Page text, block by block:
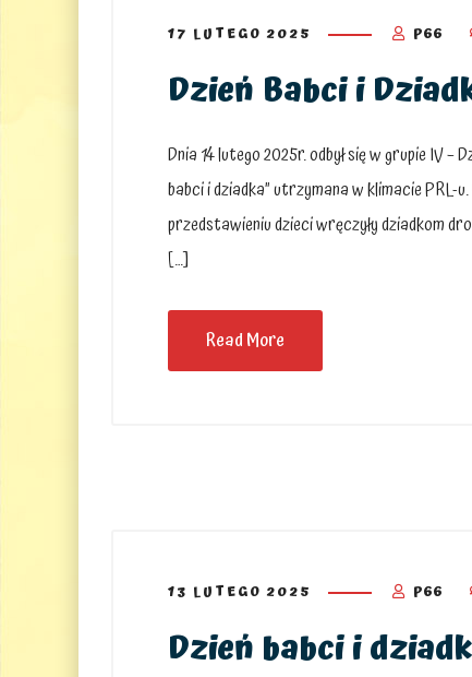
17 LUTEGO 2025 P66
Dzień Babci i
Dnia 14 lutego 2025r. odbył się w grupie IV
babci i dziadka” utrzymana w klimacie PRL-
przedstawieniu dzieci wręczyły dziadkom
[…]
Read More
13 LUTEGO 2025 P66
Dzień babci i